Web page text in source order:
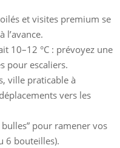
et visites premium se
l’avance.
10–12 °C : prévoyez une
pour escaliers.
ville praticable à
vers les
pour ramener vos
6 bouteilles).